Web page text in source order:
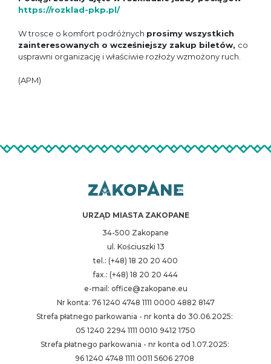
https://rozklad-pkp.pl/
W trosce o komfort podróżnych prosimy wszystkich
zainteresowanych o wcześniejszy zakup biletów, co
usprawni organizację i właściwie rozłoży wzmożony ruch.
(APM)
URZĄD MIASTA ZAKOPANE
34-500 Zakopane
ul. Kościuszki 13
tel.: (+48) 18 20 20 400
fax.: (+48) 18 20 20 444
e-mail: office@zakopane.eu
Nr konta: 76 1240 4748 1111 0000 4882 8147
Strefa płatnego parkowania - nr konta do 30.06.2025:
05 1240 2294 1111 0010 9412 1750
Strefa płatnego parkowania - nr konta od 1.07.2025:
96 1240 4748 1111 0011 5606 2708